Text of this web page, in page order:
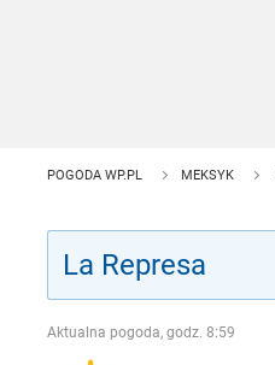
POGODA WP.PL MEKSYK
Aktualna pogoda, godz. 8:59